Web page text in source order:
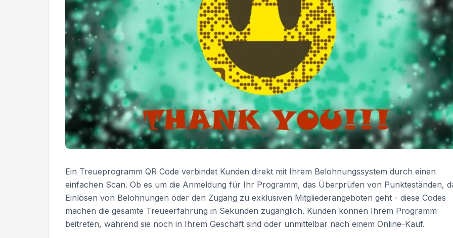
Ein Treueprogramm QR Code verbindet Kunden direkt mit Ihrem Belohnungssystem durch einen
einfachen Scan. Ob es um die Anmeldung für Ihr Programm, das Überprüfen von Punkteständen,
Einlösen von Belohnungen oder den Zugang zu exklusiven Mitgliederangeboten geht - diese Codes
machen die gesamte Treueerfahrung in Sekunden zugänglich. Kunden können Ihrem Programm
beitreten, während sie noch in Ihrem Geschäft sind oder unmittelbar nach einem Online-Kauf.